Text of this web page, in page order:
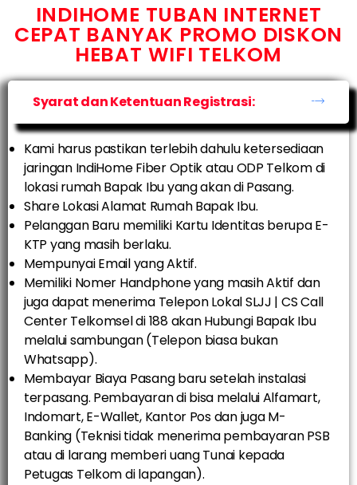
INDIHOME TUBAN INTERNET
CEPAT BANYAK PROMO DISKON
HEBAT WIFI TELKOM
Syarat dan Ketentuan Registrasi:
Kami harus pastikan terlebih dahulu ketersediaan
jaringan IndiHome Fiber Optik atau ODP Telkom di
lokasi rumah Bapak Ibu yang akan di Pasang.
Share Lokasi Alamat Rumah Bapak Ibu.
Pelanggan Baru memiliki Kartu Identitas berupa E-
KTP yang masih berlaku.
Mempunyai Email yang Aktif.
Memiliki Nomer Handphone yang masih Aktif dan
juga dapat menerima Telepon Lokal SLJJ | CS Call
Center Telkomsel di 188 akan Hubungi Bapak Ibu
melalui sambungan (Telepon biasa bukan
Whatsapp).
Membayar Biaya Pasang baru setelah instalasi
terpasang. Pembayaran di bisa melalui Alfamart,
Indomart, E-Wallet, Kantor Pos dan juga M-
Banking (Teknisi tidak menerima pembayaran PSB
atau di larang memberi uang Tunai kepada
Petugas Telkom di lapangan).